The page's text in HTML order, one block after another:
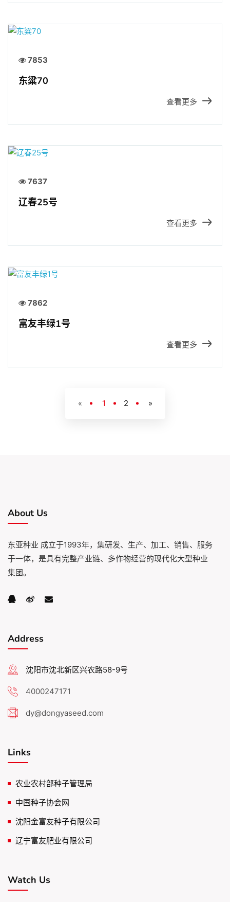
7853
东粱70
查看更多
7637
辽春25号
查看更多
7862
富友丰绿1号
查看更多
« 1 2 »
About Us
东亚种业 成立于1993年，集研发、生产、加工、销售、服务
于一体，是具有完整产业链、多作物经营的现代化大型种业
集团。
Address
沈阳市沈北新区兴农路58-9号
4000247171
dy@dongyaseed.com
Links
农业农村部种子管理局
中国种子协会网
沈阳金富友种子有限公司
辽宁富友肥业有限公司
Watch Us